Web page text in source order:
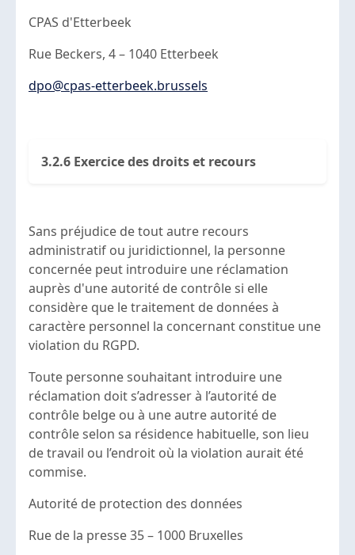
CPAS d'Etterbeek
Rue Beckers, 4 – 1040 Etterbeek
dpo@cpas-etterbeek.brussels
3.2.6 Exercice des droits et recours
Sans préjudice de tout autre recours
administratif ou juridictionnel, la personne
concernée peut introduire une réclamation
auprès d'une autorité de contrôle si elle
considère que le traitement de données à
caractère personnel la concernant constitue une
violation du RGPD.
Toute personne souhaitant introduire une
réclamation doit s’adresser à l’autorité de
contrôle belge ou à une autre autorité de
contrôle selon sa résidence habituelle, son lieu
de travail ou l’endroit où la violation aurait été
commise.
Autorité de protection des données
Rue de la presse 35 – 1000 Bruxelles